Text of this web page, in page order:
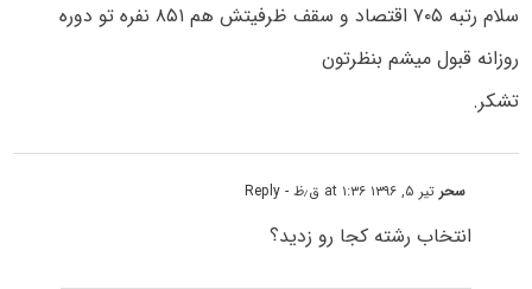
سلام رتبه ۷۰۵ اقتصاد و سقف ظرفیتش هم ۸۵۱ نفره تو دوره
روزانه قبول میشم بنظرتون
تشکر.
سحرتیر ۵, ۱۳۹۶ at ۱:۳۶ ق٫ظ - Reply
انتخاب رشته کجا رو زدید؟